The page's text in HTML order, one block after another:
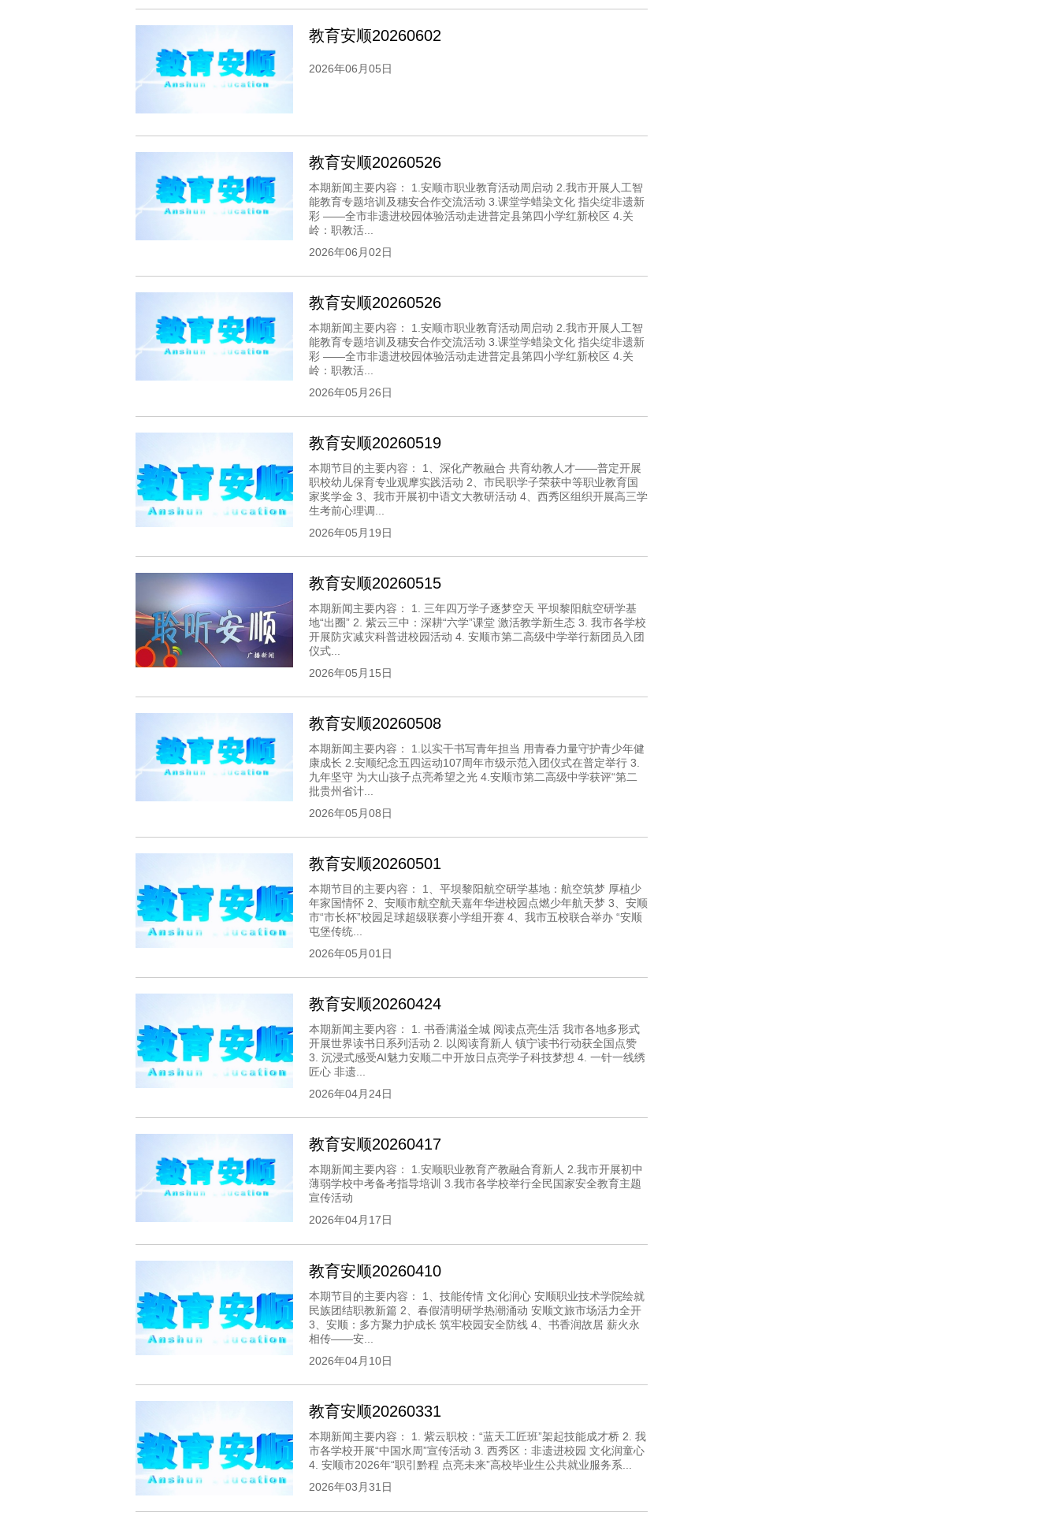
教育安顺20260602
2026年06月05日
教育安顺20260526
本期新闻主要内容： 1.安顺市职业教育活动周启动 2.我市开展人工智
能教育专题培训及穗安合作交流活动 3.课堂学蜡染文化 指尖绽非遗新
彩 ——全市非遗进校园体验活动走进普定县第四小学红新校区 4.关
岭：职教活...
2026年06月02日
教育安顺20260526
本期新闻主要内容： 1.安顺市职业教育活动周启动 2.我市开展人工智
能教育专题培训及穗安合作交流活动 3.课堂学蜡染文化 指尖绽非遗新
彩 ——全市非遗进校园体验活动走进普定县第四小学红新校区 4.关
岭：职教活...
2026年05月26日
教育安顺20260519
本期节目的主要内容： 1、深化产教融合 共育幼教人才——普定开展
职校幼儿保育专业观摩实践活动 2、市民职学子荣获中等职业教育国
家奖学金 3、我市开展初中语文大教研活动 4、西秀区组织开展高三学
生考前心理调...
2026年05月19日
教育安顺20260515
本期新闻主要内容： 1. 三年四万学子逐梦空天 平坝黎阳航空研学基
地“出圈” 2. 紫云三中：深耕“六学”课堂 激活教学新生态 3. 我市各学校
开展防灾减灾科普进校园活动 4. 安顺市第二高级中学举行新团员入团
仪式...
2026年05月15日
教育安顺20260508
本期新闻主要内容： 1.以实干书写青年担当 用青春力量守护青少年健
康成长 2.安顺纪念五四运动107周年市级示范入团仪式在普定举行 3.
九年坚守 为大山孩子点亮希望之光 4.安顺市第二高级中学获评“第二
批贵州省计...
2026年05月08日
教育安顺20260501
本期节目的主要内容： 1、平坝黎阳航空研学基地：航空筑梦 厚植少
年家国情怀 2、安顺市航空航天嘉年华进校园点燃少年航天梦 3、安顺
市“市长杯”校园足球超级联赛小学组开赛 4、我市五校联合举办 “安顺
屯堡传统...
2026年05月01日
教育安顺20260424
本期新闻主要内容： 1. 书香满溢全城 阅读点亮生活 我市各地多形式
开展世界读书日系列活动 2. 以阅读育新人 镇宁读书行动获全国点赞
3. 沉浸式感受AI魅力安顺二中开放日点亮学子科技梦想 4. 一针一线绣
匠心 非遗...
2026年04月24日
教育安顺20260417
本期新闻主要内容： 1.安顺职业教育产教融合育新人 2.我市开展初中
薄弱学校中考备考指导培训 3.我市各学校举行全民国家安全教育主题
宣传活动
2026年04月17日
教育安顺20260410
本期节目的主要内容： 1、技能传情 文化润心 安顺职业技术学院绘就
民族团结职教新篇 2、春假清明研学热潮涌动 安顺文旅市场活力全开
3、安顺：多方聚力护成长 筑牢校园安全防线 4、书香润故居 薪火永
相传——安...
2026年04月10日
教育安顺20260331
本期新闻主要内容： 1. 紫云职校：“蓝天工匠班”架起技能成才桥 2. 我
市各学校开展“中国水周”宣传活动 3. 西秀区：非遗进校园 文化润童心
4. 安顺市2026年“职引黔程 点亮未来”高校毕业生公共就业服务系...
2026年03月31日